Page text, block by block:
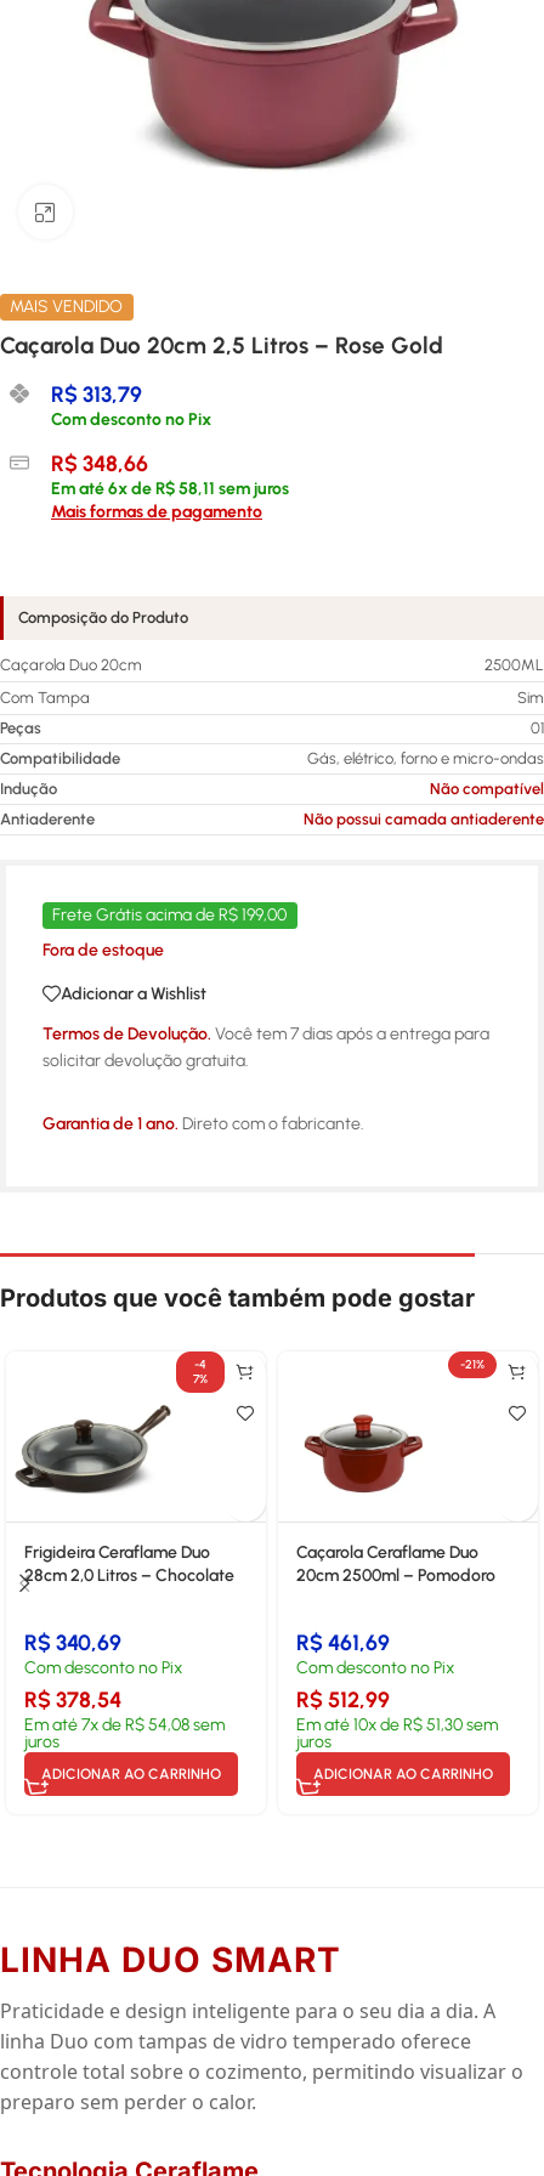
MAIS VENDIDO
Caçarola Duo 20cm 2,5 Litros – Rose Gold
R$313,79
Com desconto no Pix
R$348,66
Em até6x deR$58,11 sem juros
Mais formas de pagamento
Composição do Produto
Caçarola Duo 20cm
2500ML
Com Tampa
Sim
Peças
01
Compatibilidade
Gás, elétrico, forno e micro-ondas
Indução
Não compatível
Antiaderente
Não possui camada antiaderente
Frete Grátis acima de R$ 199,00
Fora de estoque
Adicionar a Wishlist
Termos de Devolução. Você tem 7 dias após a entrega para
solicitar devolução gratuita.
Garantia de 1 ano. Direto com o fabricante.
Produtos que você também pode gostar
-4
7%
Frigideira Ceraflame Duo
28cm 2,0 Litros – Chocolate
R$340,69
Com desconto no Pix
R$378,54
Em até7x deR$54,08sem
juros
ADICIONAR AO CARRINHO
-21%
Caçarola Ceraflame Duo
20cm 2500ml – Pomodoro
R$461,69
Com desconto no Pix
R$512,99
Em até10x deR$51,30sem
juros
ADICIONAR AO CARRINHO
LINHA DUO SMART
Praticidade e design inteligente para o seu dia a dia. A
linha Duo com tampas de vidro temperado oferece
controle total sobre o cozimento, permitindo visualizar o
preparo sem perder o calor.